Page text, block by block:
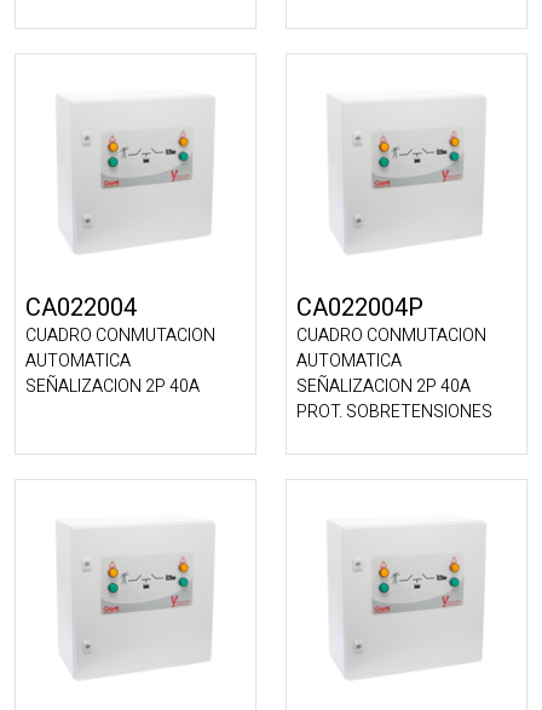
CA022004
CUADRO CONMUTACION
AUTOMATICA
SEÑALIZACION 2P 40A
CA022004P
CUADRO CONMUTACION
AUTOMATICA
SEÑALIZACION 2P 40A
PROT. SOBRETENSIONES